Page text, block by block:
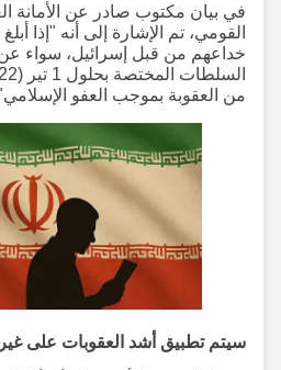
في بيان مكتوب صادر عن الأمانة
القومي، تم الإشارة إلى أنه "إذا أبلغ
خداعهم من قبل إسرائيل، سواء عن
من العقوبة بموجب العفو الإسلامي".
سيتم تطبيق أشد العقوبات على غير